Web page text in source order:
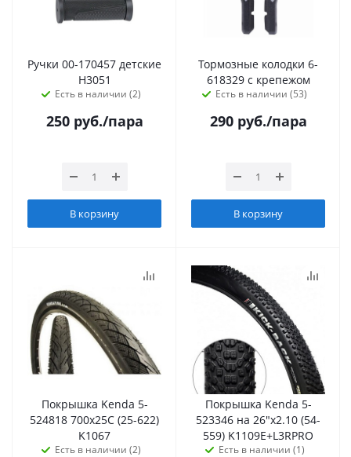
Ручки 00-170457 детские
H3051
Есть в наличии (2)
250руб./пара
В корзину
Тормозные колодки 6-
618329 с крепежом
Есть в наличии (53)
290руб./пара
В корзину
Покрышка Kenda 5-
524818 700х25С (25-622)
K1067
Есть в наличии (2)
Покрышка Kenda 5-
523346 на 26"х2.10 (54-
559) K1109E+L3RPRO
Есть в наличии (1)